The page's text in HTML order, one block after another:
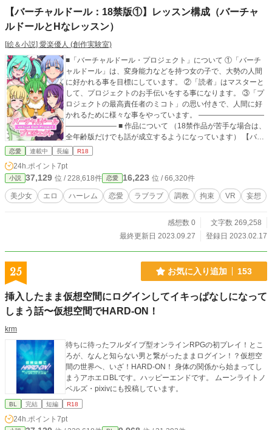
【バーチャルドール：18禁版①】レッスン構成（バーチャ
ルドールとHなレッスン）
[絵＆小説] 愛楽優人 (創作実験室)
■「バーチャルドール・プロジェクト」について ①「バーチ
ャルドール」は、変身能力などを持つ女の子で、大勢の人間
に好かれる事を目標にしています。 ②「読者」はマスターと
して、プロジェクトのお手伝いをする事になります。 ③「プ
ロジェクトの最高責任者のミコト」の思い付きで、人間に好
かれるために様々な事をやっています。 ―――――――――
――――――― ■ 作品について （18禁作品が苦手な場合は、
全年齢版だけでも話が成立するようになっています） 【バー
チャルドール：共通版①】導入（プロローグ＆はじめてのレ
構成（バーチャルドールと同棲生活） ↓ 【バーチャルド
ール：18禁版①】レッスン構成（バーチャルドールとHなレ
ッスン） ―――――――――――――――― ■「個人サ
イト」と「投稿サイト」について ○「個人サイト」では、
こ)」では、『文章作品』を公開しています。 ■個人サイト
「バーチャルドール・プロジェクト」 https://create9812.blo
恋愛 連載中 長編 R18
24h.ポイント 7pt
小説 37,129 位 / 228,618件 恋愛 16,223 位 / 66,320件
美少女 エロ ハーレム 恋愛 ラブラブ 調教 拘束 VR 妄想
感想数 0
文字数 269,258
最終更新日 2023.09.27
登録日 2023.02.17
25 お気に入り追加 153
挿入したまま仮想空間にログインしてイキっぱなしになって
しまう話〜仮想空間でHARD-ON！
krm
待ちに待ったフルダイブ型オンラインRPGの初プレイ！とこ
ろが、なんと知らない男と繋がったままログイン！？仮想空
間の世界へ、いざ！HARD-ON！ 身体の関係から始まってし
まうアホエロBLです。ハッピーエンドです。 ムーンライトノ
ベルズ・pixivにも投稿しています。
BL 完結 短編 R18
24h.ポイント 7pt